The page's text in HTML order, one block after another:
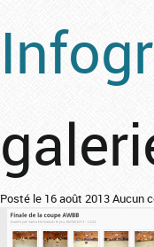
Posté le 16 août 2013Aucun